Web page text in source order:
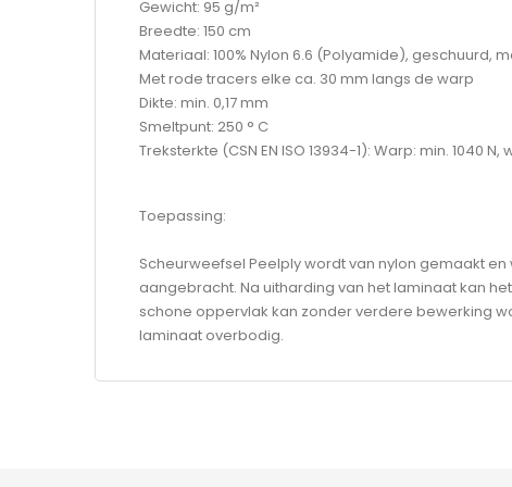
Gewicht: 95 g/m²
Breedte: 150 cm
Materiaal: 100% Nylon 6.6 (Polyamide), geschuurd,
Met rode tracers elke ca. 30 mm langs de warp
Dikte: min. 0,17 mm
Smeltpunt: 250 ° C
Treksterkte (CSN EN ISO 13934-1): Warp: min. 1040 N,
Toepassing:
Scheurweefsel Peelply wordt van nylon gemaakt
aangebracht. Na uitharding van het laminaat kan
schone oppervlak kan zonder verdere bewerking
laminaat overbodig.